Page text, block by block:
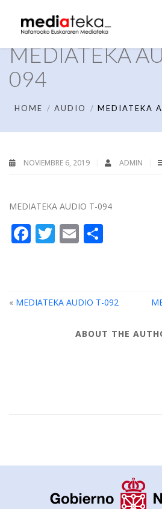
MEDIATEKA
094
HOME AUDIO MEDIATEKA
NOVIEMBRE 6, 2019 ADMIN
MEDIATEKA AUDIO T-094
Facebook
Twitter
Email
« MEDIATEKA AUDIO T-092
ABOUT THE